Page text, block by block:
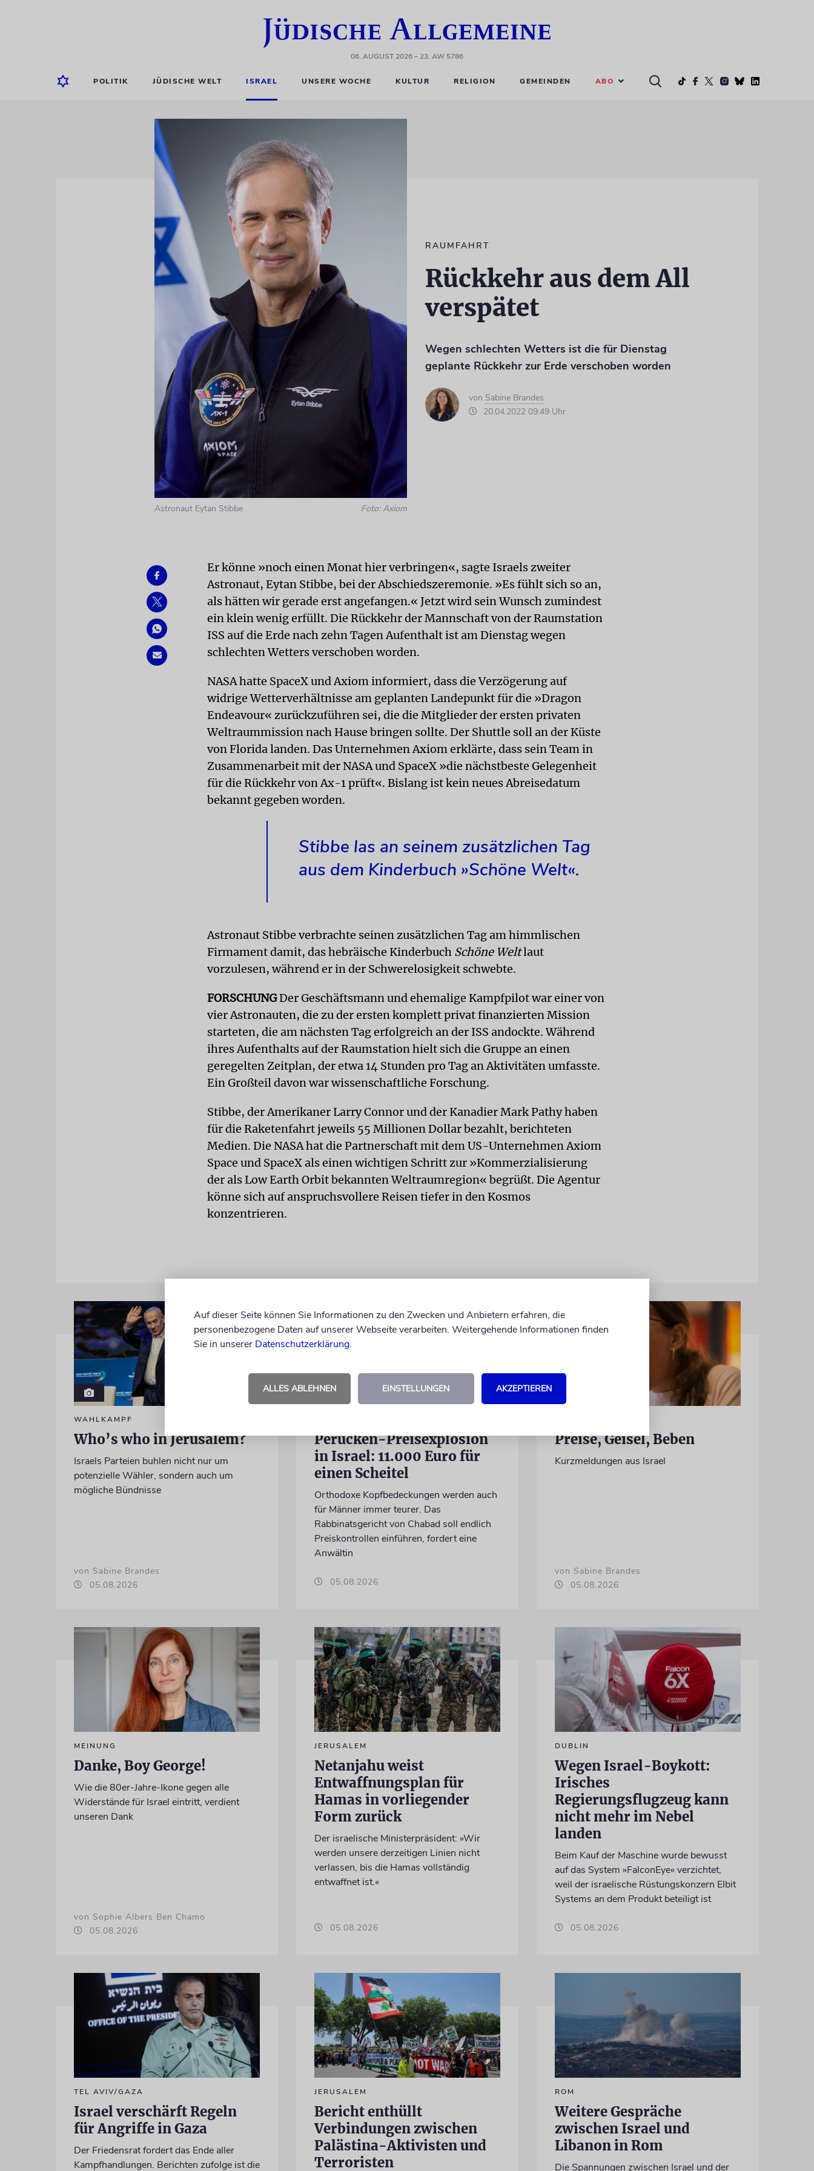
06. AUGUST 2026– 23. AW 5786
POLITIK JÜDISCHE WELT ISRAEL UNSERE WOCHE KULTUR RELIGION GEMEINDEN ABO
Astronaut Eytan Stibbe Foto: Axiom
RAUMFAHRT
Rückkehr aus dem All
verspätet
Wegen schlechten Wetters ist die für Dienstag
geplante Rückkehr zur Erde verschoben worden
von Sabine Brandes
20.04.2022 09:49 Uhr
Er könne »noch einen Monat hier verbringen«, sagte Israels zweiter
Astronaut, Eytan Stibbe, bei der Abschiedszeremonie. »Es fühlt sich so an,
als hätten wir gerade erst angefangen.« Jetzt wird sein Wunsch zumindest
ein klein wenig erfüllt. Die Rückkehr der Mannschaft von der Raumstation
ISS auf die Erde nach zehn Tagen Aufenthalt ist am Dienstag wegen
schlechten Wetters verschoben worden.
NASA hatte SpaceX und Axiom informiert, dass die Verzögerung auf
widrige Wetterverhältnisse am geplanten Landepunkt für die »Dragon
Endeavour« zurückzuführen sei, die die Mitglieder der ersten privaten
Weltraummission nach Hause bringen sollte. Der Shuttle soll an der Küste
von Florida landen. Das Unternehmen Axiom erklärte, dass sein Team in
Zusammenarbeit mit der NASA und SpaceX »die nächstbeste Gelegenheit
für die Rückkehr von Ax-1 prüft«. Bislang ist kein neues Abreisedatum
bekannt gegeben worden.
Stibbe las an seinem zusätzlichen Tag
aus dem Kinderbuch »Schöne Welt«.
Astronaut Stibbe verbrachte seinen zusätzlichen Tag am himmlischen
Firmament damit, das hebräische Kinderbuch Schöne Weltlaut
vorzulesen, während er in der Schwerelosigkeit schwebte.
FORSCHUNGDer Geschäftsmann und ehemalige Kampfpilot war einer von
vier Astronauten, die zu der ersten komplett privat finanzierten Mission
starteten, die am nächsten Tag erfolgreich an der ISS andockte. Während
ihres Aufenthalts auf der Raumstation hielt sich die Gruppe an einen
geregelten Zeitplan, der etwa 14 Stunden pro Tag an Aktivitäten umfasste.
Ein Großteil davon war wissenschaftliche Forschung.
Stibbe, der Amerikaner Larry Connor und der Kanadier Mark Pathy haben
für die Raketenfahrt jeweils 55 Millionen Dollar bezahlt, berichteten
Medien. Die NASA hat die Partnerschaft mit dem US-Unternehmen Axiom
Space und SpaceX als einen wichtigen Schritt zur »Kommerzialisierung
der als Low Earth Orbit bekannten Weltraumregion« begrüßt. Die Agentur
könne sich auf anspruchsvollere Reisen tiefer in den Kosmos
konzentrieren.
WAHLKAMPF
Who’s who in Jerusalem?
Israels Parteien buhlen nicht nur um
potenzielle Wähler, sondern auch um
mögliche Bündnisse
von Sabine Brandes
05.08.2026
Perücken-Preisexplosion
in Israel: 11.000 Euro für
einen Scheitel
Orthodoxe Kopfbedeckungen werden auch
für Männer immer teurer. Das
Rabbinatsgericht von Chabad soll endlich
Preiskontrollen einführen, fordert eine
Anwältin
05.08.2026
Preise, Geisel, Beben
Kurzmeldungen aus Israel
von Sabine Brandes
05.08.2026
MEINUNG
Danke, Boy George!
Wie die 80er-Jahre-Ikone gegen alle
Widerstände für Israel eintritt, verdient
unseren Dank
von Sophie Albers Ben Chamo
05.08.2026
JERUSALEM
Netanjahu weist
Entwaffnungsplan für
Hamas in vorliegender
Form zurück
Der israelische Ministerpräsident: »Wir
werden unsere derzeitigen Linien nicht
verlassen, bis die Hamas vollständig
entwaffnet ist.«
05.08.2026
DUBLIN
Wegen Israel-Boykott:
Irisches
Regierungsflugzeug kann
nicht mehr im Nebel
landen
Beim Kauf der Maschine wurde bewusst
auf das System »FalconEye« verzichtet,
weil der israelische Rüstungskonzern Elbit
Systems an dem Produkt beteiligt ist
05.08.2026
TEL AVIV/GAZA
Israel verschärft Regeln
für Angriffe in Gaza
Der Friedensrat fordert das Ende aller
Kampfhandlungen. Berichten zufolge ist die
JERUSALEM
Bericht enthüllt
Verbindungen zwischen
Palästina-Aktivisten und
Terroristen
ROM
Weitere Gespräche
zwischen Israel und
Libanon in Rom
Die Spannungen zwischen Israel und der
Auf dieser Seite können Sie Informationen zu den Zwecken und Anbietern erfahren, die
personenbezogene Daten auf unserer Webseite verarbeiten. Weitergehende Informationen finden
Sie in unserer Datenschutzerklärung.
ALLES ABLEHNEN EINSTELLUNGEN AKZEPTIEREN